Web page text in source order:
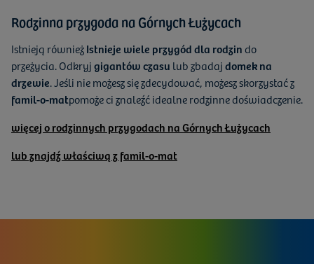
Rodzinna przygoda na Górnych Łużycach
Istnieją równieżIstnieje wiele przygód dla rodzindo
przeżycia. Odkryjgigantów czasu lub zbadajdomek na
drzewie. Jeśli nie możesz się zdecydować, możesz skorzystać z
famil-o-matpomoże ci znaleźć idealne rodzinne doświadczenie.
więcej o rodzinnych przygodach na Górnych Łużycach
lub znajdź właściwą z famil-o-mat